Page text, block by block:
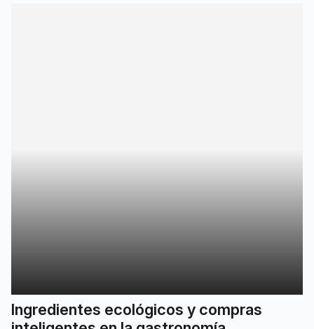
Ingredientes ecológicos y compras